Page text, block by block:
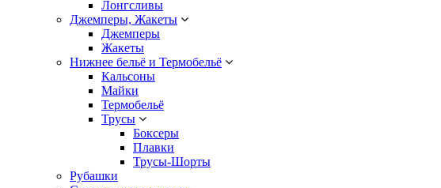
Лонгсливы
Джемперы, Жакеты
Джемперы
Жакеты
Нижнее бельё и Термобельё
Кальсоны
Майки
Термобельё
Трусы
Боксеры
Плавки
Трусы-Шорты
Рубашки